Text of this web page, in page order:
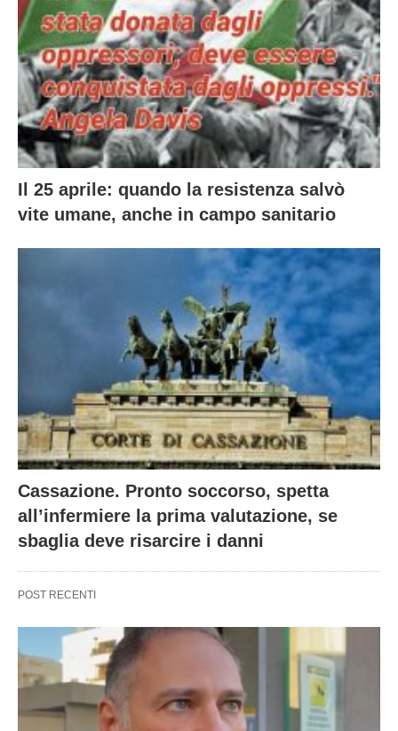
Il 25 aprile: quando la resistenza salvò
vite umane, anche in campo sanitario
Cassazione. Pronto soccorso, spetta
all’infermiere la prima valutazione, se
sbaglia deve risarcire i danni
POST RECENTI